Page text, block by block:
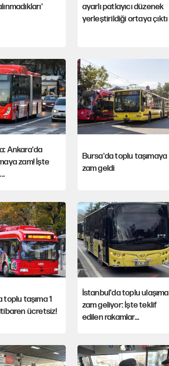
ayarlı patlayıcı düzenek
yerleştirildiği ortaya çıktı
Ankara'da
zam! İşte
Bursa'da toplu taşımaya
zam geldi
toplu taşıma 1
ücretsiz!
İstanbul'da toplu ulaşıma
zam geliyor: İşte teklif
edilen rakamlar...